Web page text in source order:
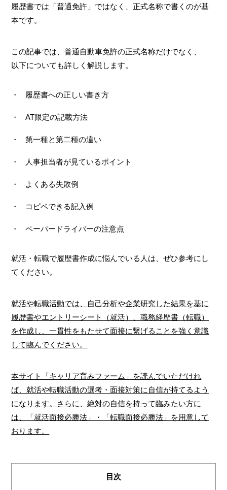
履歴書では「普通免許」ではなく、正式名称で書くのが基
本です。
この記事では、普通自動車免許の正式名称だけでなく、
以下についても詳しく解説します。
履歴書への正しい書き方
AT限定の記載方法
第一種と第二種の違い
人事担当者が見ているポイント
よくある失敗例
コピペできる記入例
ペーパードライバーの注意点
就活・転職で履歴書作成に悩んでいる人は、ぜひ参考にし
てください。
就活や転職活動では、自己分析や企業研究した結果を基に
履歴書やエントリーシート（就活）、職務経歴書（転職）
を作成し、一貫性をもたせて面接に繋げることを強く意識
して臨んでください。
本サイト「キャリア育みファーム」を読んでいただけれ
ば、就活や転職活動の選考・面接対策に自信が持てるよう
になります。さらに、絶対の自信を持って臨みたい方に
は、「就活面接必勝法」・「転職面接必勝法」を用意して
おります。
目次